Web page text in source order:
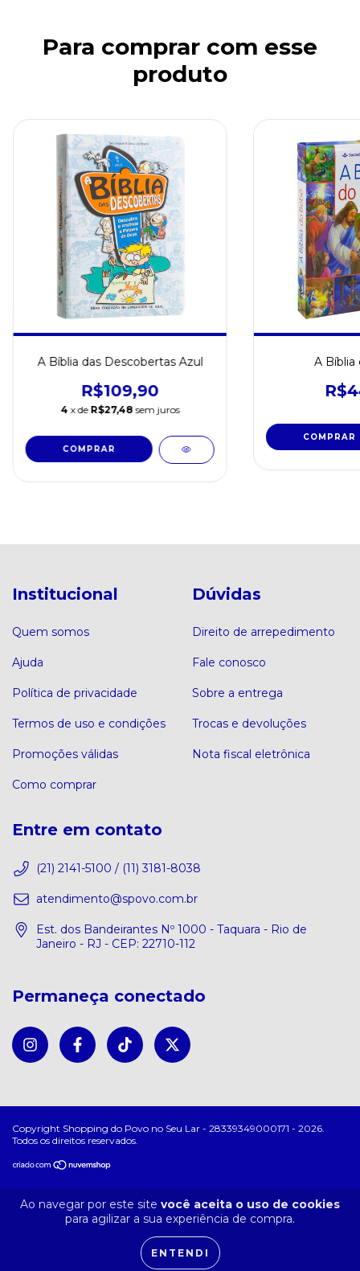
Ao navegar por este site você aceita o uso de cookies
para agilizar a sua experiência de compra.
ENTENDI
Para comprar com esse
produto
A Bíblia das Descobertas Azul
R$109,90
4 x de R$27,48 sem juros
A Bíblia
Institucional
Quem somos
Ajuda
Política de privacidade
Termos de uso e condições
Promoções válidas
Como comprar
Dúvidas
Direito de arrepedimento
Fale conosco
Sobre a entrega
Trocas e devoluções
Nota fiscal eletrônica
Entre em contato
(21) 2141-5100 / (11) 3181-8038
atendimento@spovo.com.br
Est. dos Bandeirantes Nº 1000 - Taquara - Rio de
Janeiro - RJ - CEP: 22710-112
Permaneça conectado
Copyright Shopping do Povo no Seu Lar - 28339349000171 - 2026.
Todos os direitos reservados.